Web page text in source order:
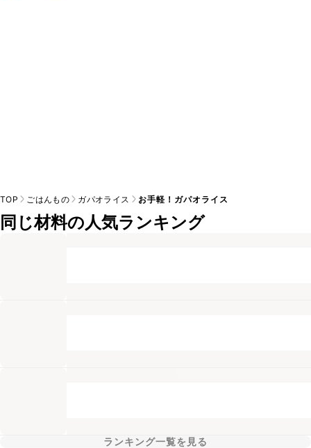
TOP ごはんもの ガパオライス お手軽！ガパオライス
同じ材料の人気ランキング
ランキング一覧を見る